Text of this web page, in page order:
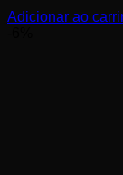
Adicionar ao